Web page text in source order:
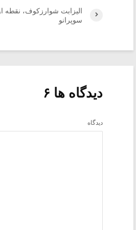
الیزابت شوارزکوف، نقطه
سوپرانو
دیدگاه ها ۶
دیدگاه